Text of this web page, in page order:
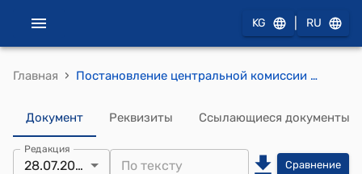
KG RU
Главная › Постановление центральной комиссии по выборам и проведению референдумов КР от 13 июля 2011 года № 18 "Об утверждении Положения об Общественной приемной Центральной комиссии по выборам и проведению референдумов Кыргызской Республики"
Документ Реквизиты Ссылающиеся документы
Редакция
28.07.2015 Сравнение